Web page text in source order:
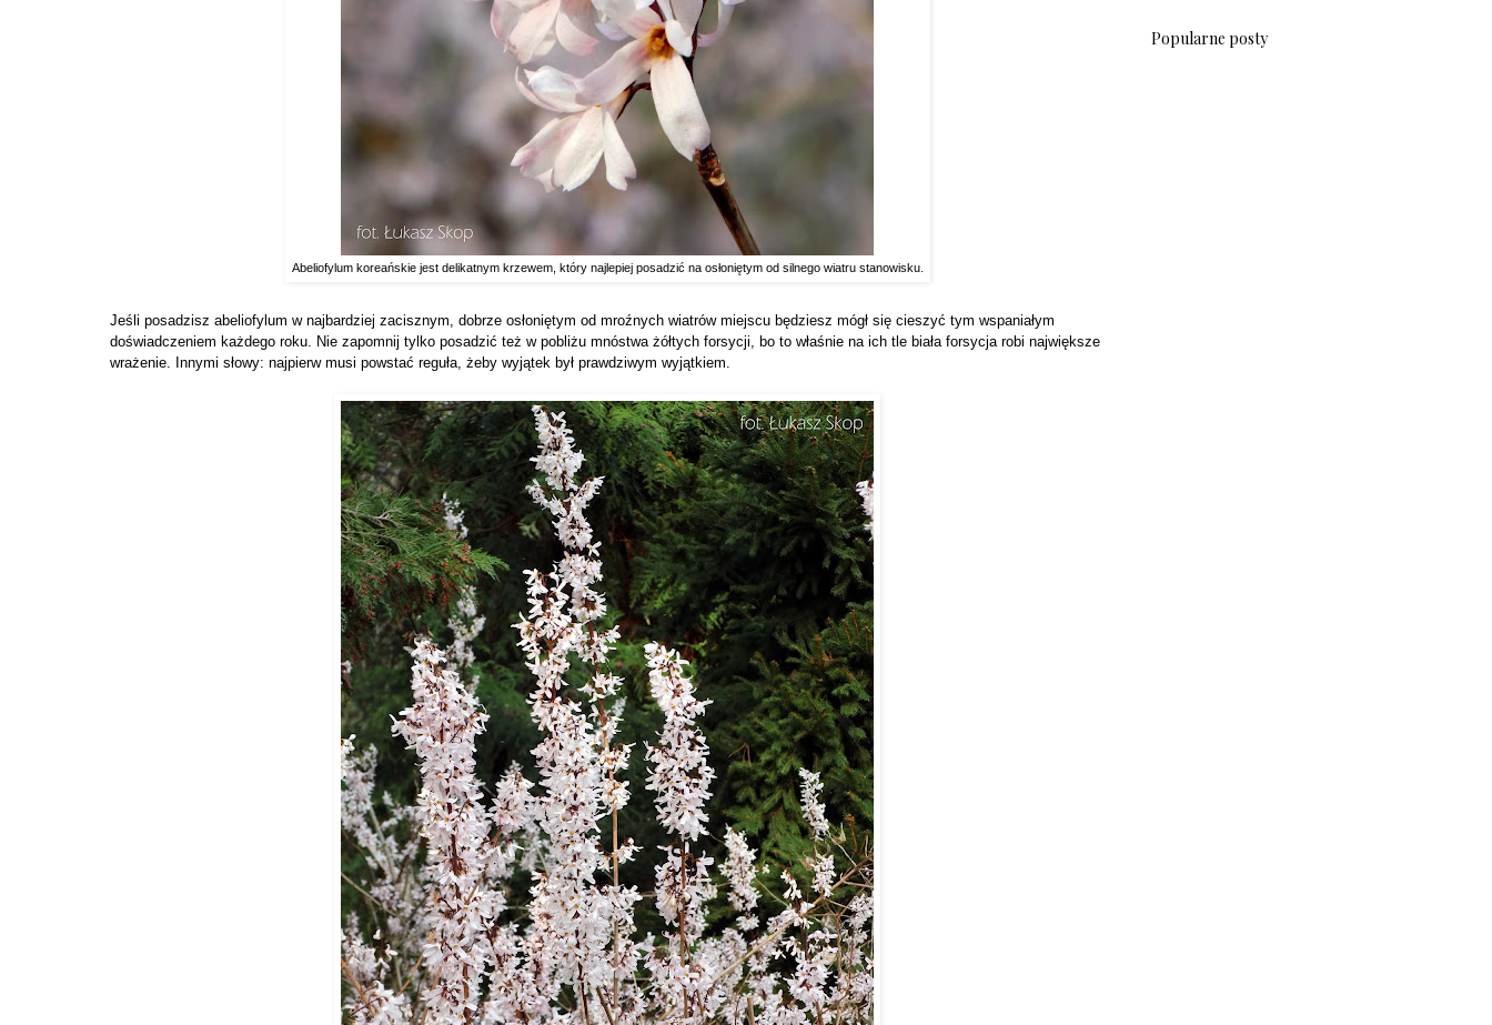
Abeliofylum koreańskie jest delikatnym krzewem, który najlepiej posadzić na osłoniętym od silnego wiatru stanowisku.
Jeśli posadzisz abeliofylum w najbardziej zacisznym, dobrze osłoniętym od mroźnych wiatrów miejscu będziesz mógł się cieszyć tym wspaniałym
doświadczeniem każdego roku. Nie zapomnij tylko posadzić też w pobliżu mnóstwa żółtych forsycji, bo to właśnie na ich tle biała forsycja robi największe
wrażenie. Innymi słowy: najpierw musi powstać reguła, żeby wyjątek był prawdziwym wyjątkiem.
Popularne posty